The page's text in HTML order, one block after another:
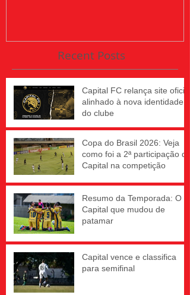
Recent Posts
Capital FC relança site oficial
alinhado à nova identidade
do clube
Copa do Brasil 2026: Veja
como foi a 2ª participação do
Capital na competição
Resumo da Temporada: O
Capital que mudou de
patamar
Capital vence e classifica
para semifinal